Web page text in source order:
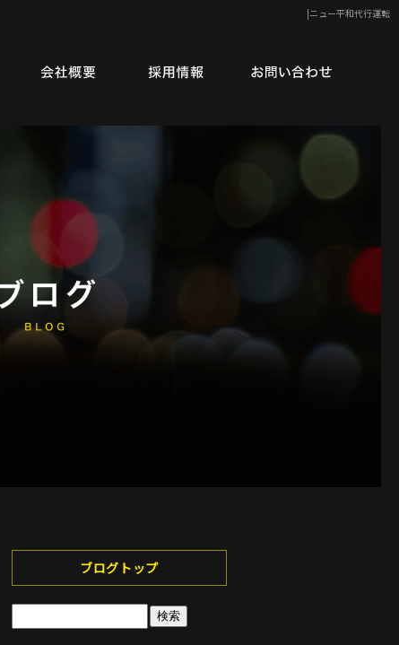
|ニュー平和代行運転
ブログトップ